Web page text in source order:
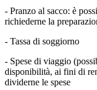
- Pranzo al sacco: è
richiederne la
- Tassa di soggiorno
- Spese di viaggio
disponibilità, ai fini di
dividerne le spese